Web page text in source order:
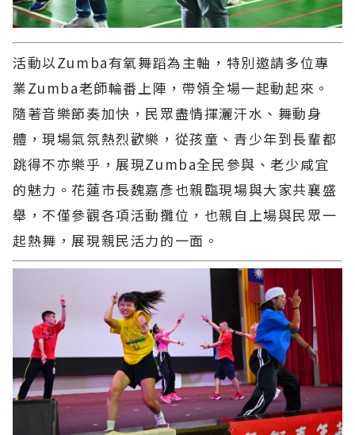
活動以Zumba有氧舞蹈為主軸，特別邀請多位專
業Zumba老師輪番上陣，帶領全場一起動起來。
隨著音樂節奏加快，民眾盡情揮灑汗水、舞動身
體，現場氣氛熱烈歡樂，從孩童、青少年到長輩都
跳得不亦樂乎，展現Zumba全民參與、老少咸宜
的魅力。花蓮市長魏嘉彥也親臨現場與大家共襄盛
舉，不僅參觀各項活動攤位，也親自上場與民眾一
起熱舞，展現親民活力的一面。